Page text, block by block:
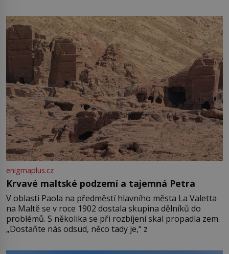
enigmaplus.cz
Krvavé maltské podzemí a tajemná Petra
V oblasti Paola na předměstí hlavního města La Valetta
na Maltě se v roce 1902 dostala skupina dělníků do
problémů. S několika se při rozbíjení skal propadla zem.
„Dostaňte nás odsud, něco tady je,“ z